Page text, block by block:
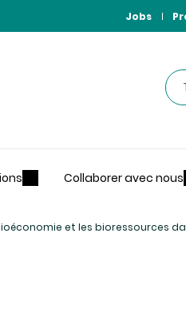
Jobs
Collaborer avec nous
et les bioressources